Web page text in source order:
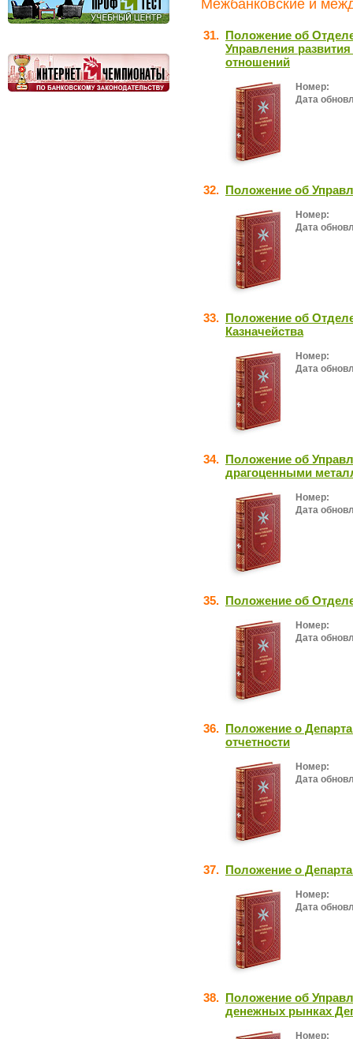
Межбанковские и
31. Положение об
Управления
отношений
Номер:
Дата
32. Положение об
Номер:
Дата
33. Положение об
Казначейства
Номер:
Дата
34. Положение об
драгоценными
Номер:
Дата
35. Положение об
Номер:
Дата
36. Положение о
отчетности
Номер:
Дата
37. Положение о
Номер:
Дата
38. Положение об
денежных рынках
Номер: